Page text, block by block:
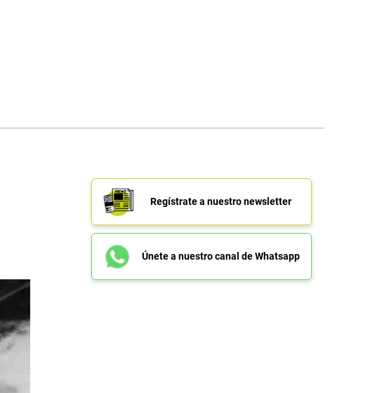
Regístrate a nuestro newsletter
Únete a nuestro canal de Whatsapp